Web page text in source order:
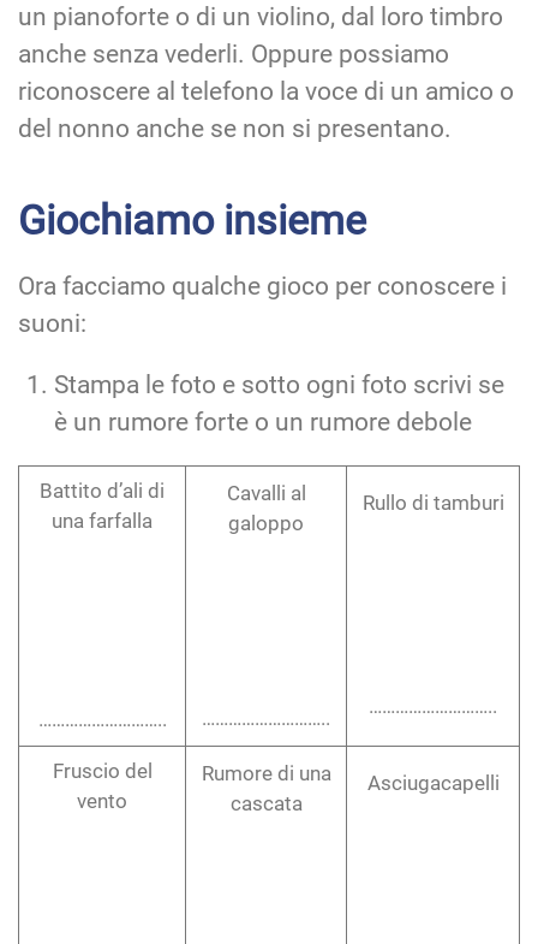
un pianoforte o di un violino, dal loro timbro
anche senza vederli. Oppure possiamo
riconoscere al telefono la voce di un amico o
del nonno anche se non si presentano.
Giochiamo insieme
Ora facciamo qualche gioco per conoscere i
suoni:
Stampa le foto e sotto ogni foto scrivi se
è un rumore forte o un rumore debole
Battito d’ali di
una farfalla
………………………..
Cavalli al
galoppo
………………………..
Rullo di tamburi
………………………..
Fruscio del
vento
Rumore di una
cascata
Asciugacapelli